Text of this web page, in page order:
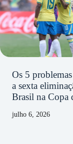
Os 5
a sexta
Brasil na Copa
julho 6, 2026